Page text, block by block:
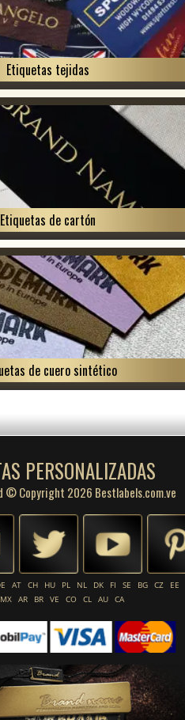
Etiquetas tejidas
Etiquetas de cartón
de cuero sintético
PERSONALIZADAS
© Copyright 2026 Bestlabels.com.ve
AT CH HU PL NL DK FI SE BG CZ
EE
MX AR BR VE CO CL AU CA